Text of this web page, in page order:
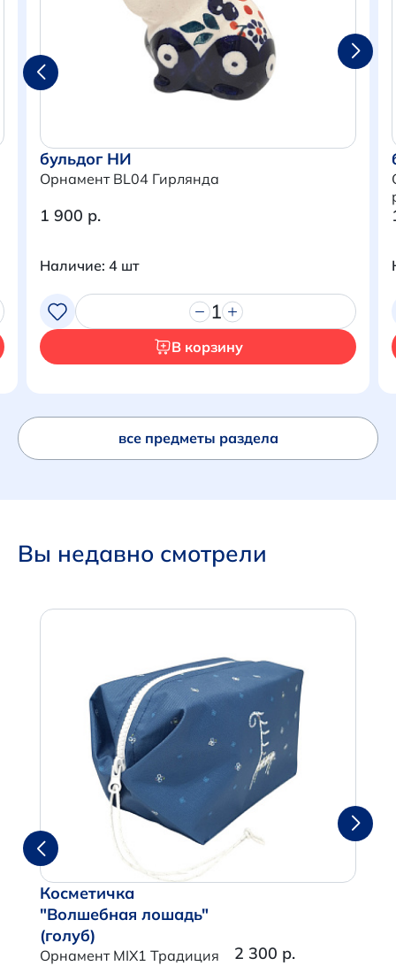
Продолжить покупки
Перейти в корзину
бульдог НИ
Орнамент BL04 Гирлянда
1 900 р.
Наличие: 4 шт
1
В корзину
все предметы раздела
Вы недавно смотрели
Косметичка
"Волшебная лошадь"
(голуб)
Орнамент MIX1 Традиция 2 300 р.